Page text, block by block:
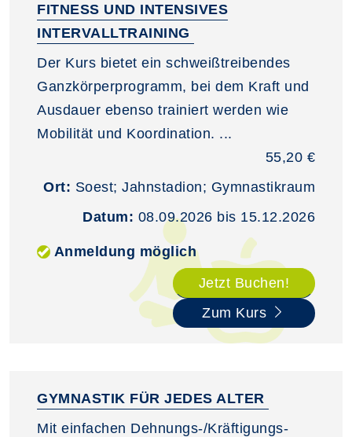
FITNESS UND INTENSIVES
INTERVALLTRAINING
Der Kurs bietet ein schweißtreibendes
Ganzkörperprogramm, bei dem Kraft und
Ausdauer ebenso trainiert werden wie
Mobilität und Koordination. ...
55,20 €
Ort: Soest; Jahnstadion; Gymnastikraum
Datum: 08.09.2026 bis 15.12.2026
Anmeldung möglich
Jetzt Buchen!
Zum Kurs
GYMNASTIK FÜR JEDES ALTER
Mit einfachen Dehnungs-/Kräftigungs-